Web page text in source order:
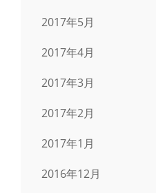
2017年5月
2017年4月
2017年3月
2017年2月
2017年1月
2016年12月